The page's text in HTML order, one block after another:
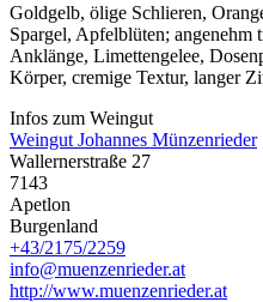
Goldgelb, ölige Schlieren,
Spargel, Apfelblüten; angenehm
Anklänge, Limettengelee,
Körper, cremige Textur, langer
Infos zum Weingut
Weingut Johannes Münzenrieder
Wallernerstraße 27
7143
Apetlon
Burgenland
+43/2175/2259
info@muenzenrieder.at
http://www.muenzenrieder.at